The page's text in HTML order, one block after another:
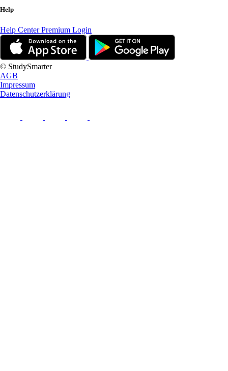
Help
Help CenterPremium Login
© StudySmarter
AGB
Impressum
Datenschutzerklärung